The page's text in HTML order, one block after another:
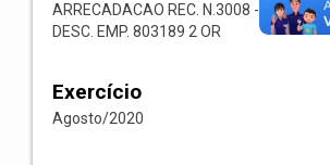
ARRECADACAO REC. N.3008 --
DESC. EMP. 803189 2 OR
Exercício
Agosto/2020